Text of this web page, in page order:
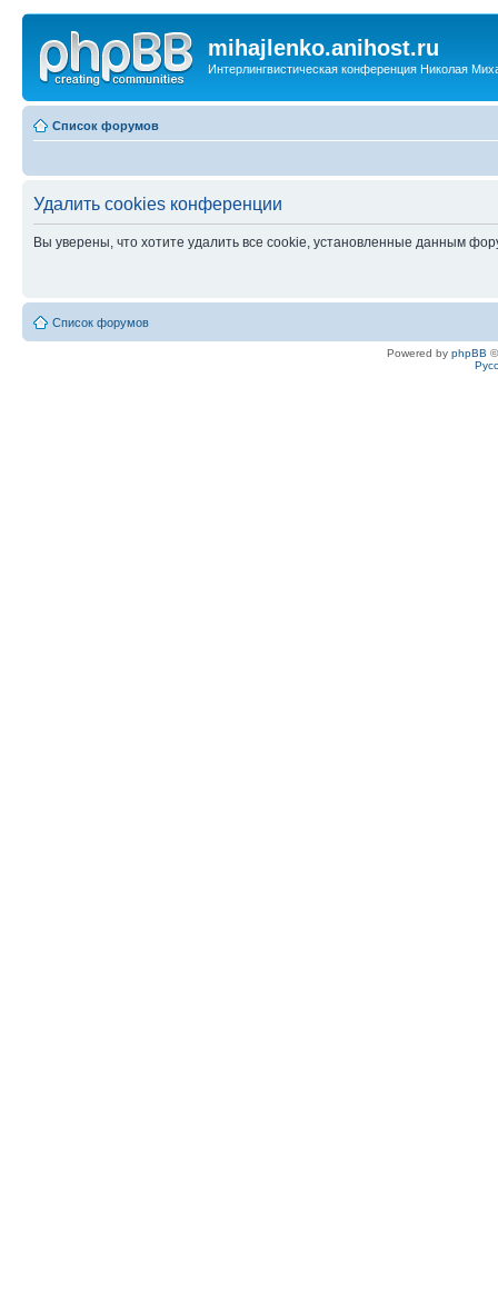
mihajlenko.anihost.ru
Интерлингвистическая конференция Николая
Список форумов
Удалить cookies конференции
Вы уверены, что хотите удалить все cookie, установленные данным
Список форумов
Powered by phpBB